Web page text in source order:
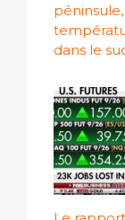
dans le